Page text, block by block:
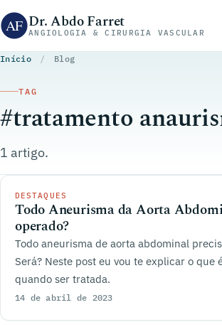
Pular para o conteúdo
Dr. Abdo Farret
ANGIOLOGIA & CIRURGIA VASCULAR
Início / Blog
TAG
#tratamento
1 artigo.
DESTAQUES
Todo Aneurisma da Aorta
operado?
Todo aneurisma de aorta abdominal
Será? Neste post eu vou te explicar o que
quando ser tratada.
14 de abril de 2023